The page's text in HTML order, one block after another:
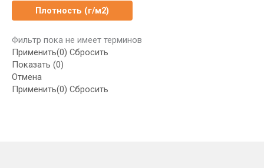
Плотность (г/м2)
Фильтр пока не имеет терминов
Применить(0) Сбросить
Показать (0)
Отмена
Применить(0) Сбросить